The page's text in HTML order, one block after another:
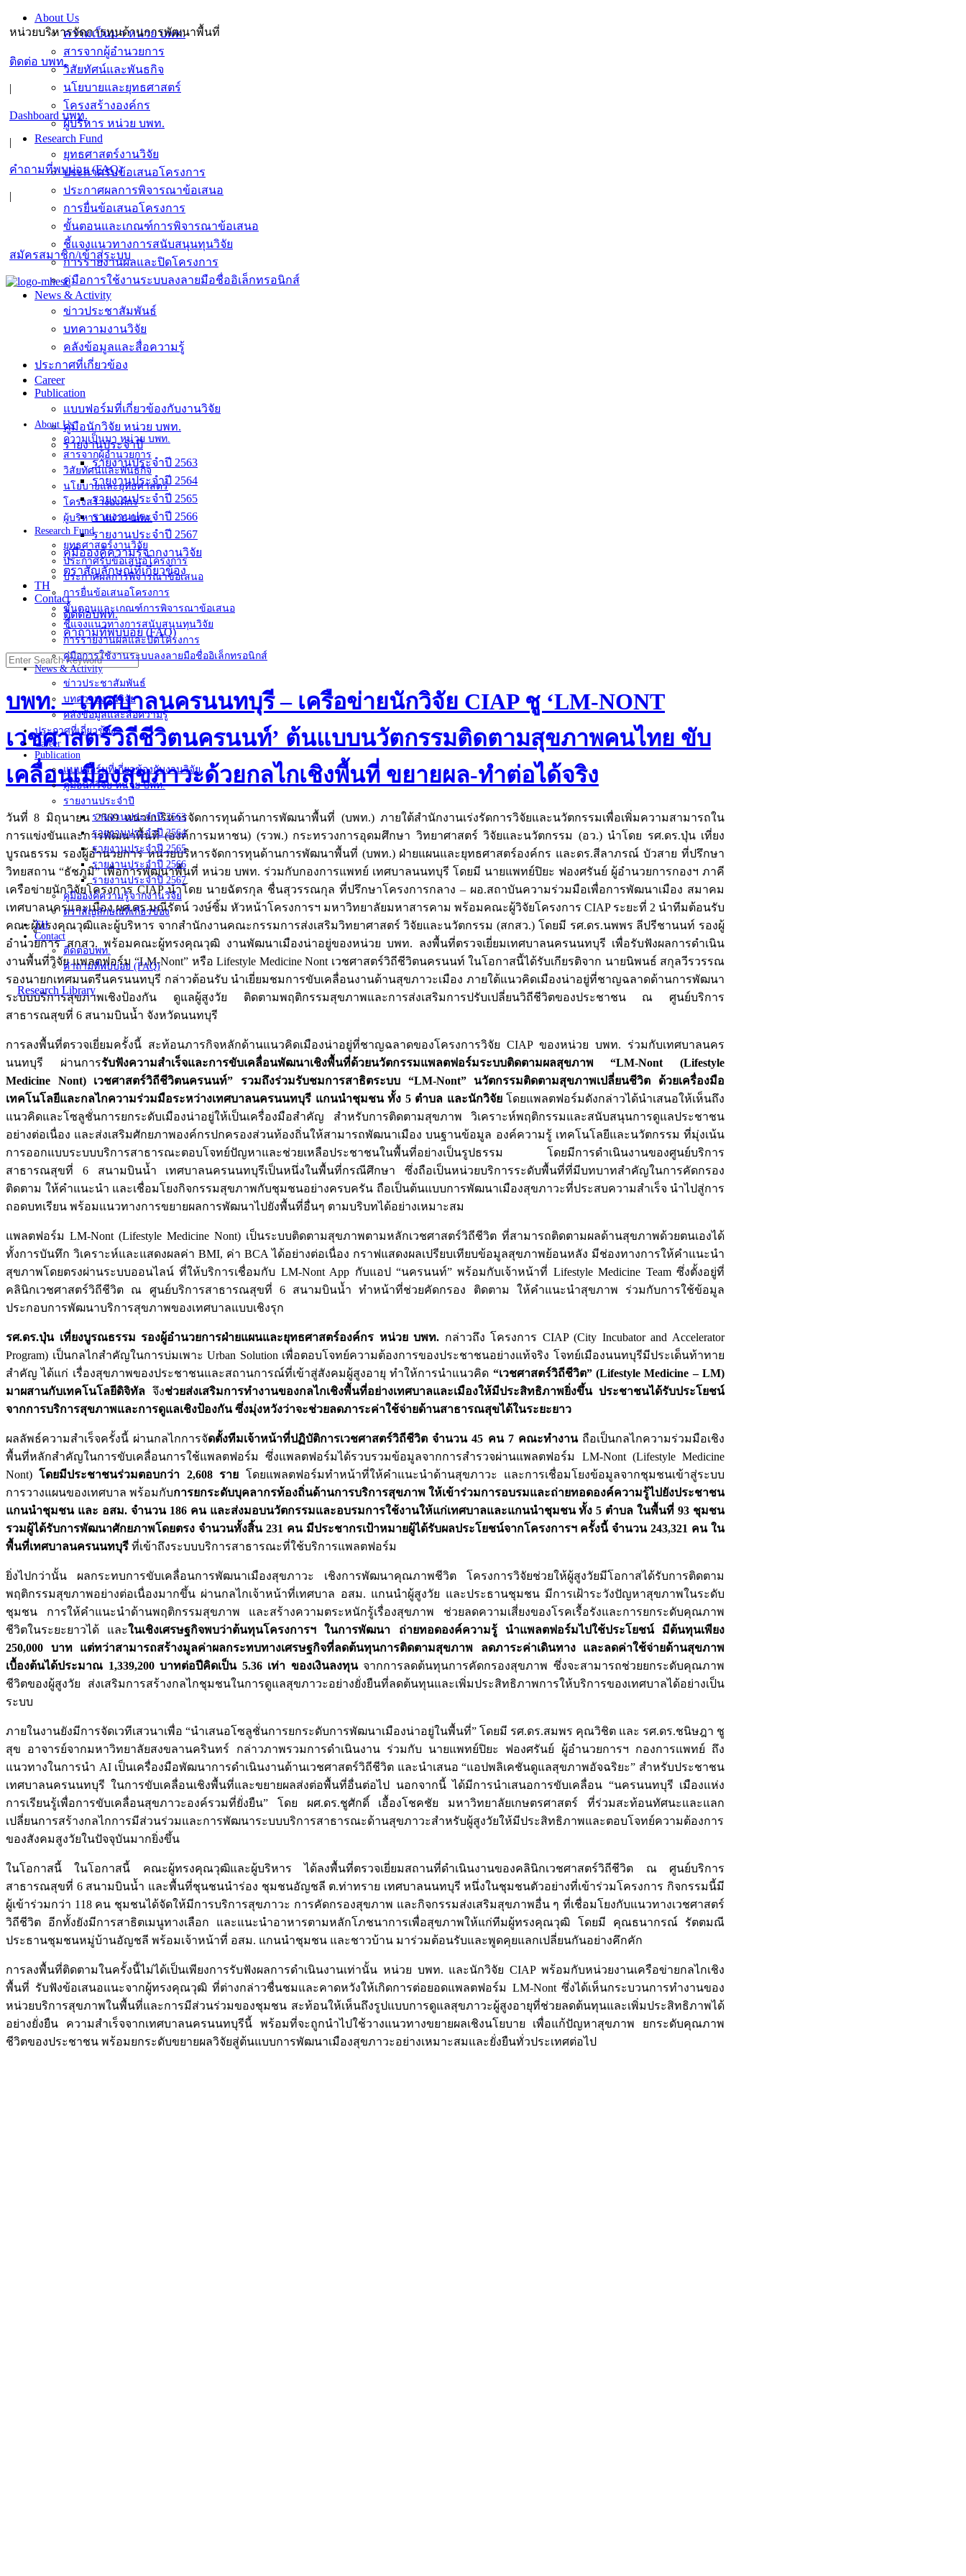
Skip
to
หน่วยบริหารจัดการทุนด้านการพัฒนาพื้นที่
ติดต่อ บพท.
|
Dashboard บพท.
|
คำถามที่พบบ่อย (FAQ)
|
สมัครสมาชิก/เข้าสู่ระบบ
About Us
ความเป็นมา หน่วย บพท.
สารจากผู้อำนวยการ
วิสัยทัศน์และพันธกิจ
นโยบายและยุทธศาสตร์
โครงสร้างองค์กร
ผู้บริหาร หน่วย บพท.
Research Fund
ยุทธศาสตร์งานวิจัย
ประกาศรับข้อเสนอโครงการ
ประกาศผลการพิจารณาข้อเสนอ
การยื่นข้อเสนอโครงการ
ขั้นตอนและเกณฑ์การพิจารณาข้อเสนอ
ชี้แจงแนวทางการสนับสนุนทุนวิจัย
การรายงานผลและปิดโครงการ
คู่มือการใช้งานระบบลงลายมือชื่ออิเล็กทรอนิกส์
News & Activity
ข่าวประชาสัมพันธ์
บทความงานวิจัย
คลังข้อมูลและสื่อความรู้
ประกาศที่เกี่ยวข้อง
Career
Publication
แบบฟอร์มที่เกี่ยวข้องกับงานวิจัย
คู่มือนักวิจัย หน่วย บพท.
รายงานประจำปี
รายงานประจำปี 2563
รายงานประจำปี 2564
รายงานประจำปี 2565
รายงานประจำปี 2566
รายงานประจำปี 2567
คู่มือองค์ความรู้จากงานวิจัย
ตราสัญลักษณ์ที่เกี่ยวข้อง
TH
Contact
ติดต่อบพท.
คำถามที่พบบ่อย (FAQ)
Research Library
About Us
ความเป็นมา หน่วย บพท.
สารจากผู้อำนวยการ
วิสัยทัศน์และพันธกิจ
นโยบายและยุทธศาสตร์
โครงสร้างองค์กร
ผู้บริหาร หน่วย บพท.
Research Fund
ยุทธศาสตร์งานวิจัย
ประกาศรับข้อเสนอโครงการ
ประกาศผลการพิจารณาข้อเสนอ
การยื่นข้อเสนอโครงการ
ขั้นตอนและเกณฑ์การพิจารณาข้อเสนอ
ชี้แจงแนวทางการสนับสนุนทุนวิจัย
การรายงานผลและปิดโครงการ
คู่มือการใช้งานระบบลงลายมือชื่ออิเล็กทรอนิกส์
News & Activity
ข่าวประชาสัมพันธ์
บทความงานวิจัย
คลังข้อมูลและสื่อความรู้
ประกาศที่เกี่ยวข้อง
Career
Publication
แบบฟอร์มที่เกี่ยวข้องกับงานวิจัย
คู่มือนักวิจัย หน่วย บพท.
รายงานประจำปี
รายงานประจำปี 2563
รายงานประจำปี 2564
รายงานประจำปี 2565
รายงานประจำปี 2566
รายงานประจำปี 2567
คู่มือองค์ความรู้จากงานวิจัย
ตราสัญลักษณ์ที่เกี่ยวข้อง
TH
Contact
ติดต่อบพท.
คำถามที่พบบ่อย (FAQ)
Search
for:
บพท. – เทศบาลนครนนทบุรี – เครือข่ายนักวิจัย CIAP ชู ‘LM-NONT
เวชศาสตร์วิถีชีวิตนครนนท์’ ต้นแบบนวัตกรรมติดตามสุขภาพคนไทย ขับ
เคลื่อนเมืองสุขภาวะด้วยกลไกเชิงพื้นที่ ขยายผล-ทำต่อได้จริง
วันที่ 8 มิถุนายน 2569 หน่วยบริหารจัดการทุนด้านการพัฒนาพื้นที่ (บพท.) ภายใต้สำนักงานเร่งรัดการวิจัยและนวัตกรรมเพื่อเพิ่มความสามารถใน
การแข่งขันและการพัฒนาพื้นที่ (องค์การมหาชน) (รวพ.) กระทรวงการอุดมศึกษา วิทยาศาสตร์ วิจัยและนวัตกรรม (อว.) นำโดย รศ.ดร.ปุ่น เที่ยง
บูรณธรรม รองผู้อำนวยการ หน่วยบริหารจัดการทุนด้านการพัฒนาพื้นที่ (บพท.) ฝ่ายแผนและยุทธศาสตร์องค์กร และดร.สีลาภรณ์ บัวสาย ที่ปรึกษา
วิทยสถาน “ธัชภูมิ” เพื่อการพัฒนาพื้นที่ หน่วย บพท. ร่วมกับกองการแพทย์ เทศบาลนนทบุรี โดยมี นายแพทย์ปิยะ ฟองศรันย์ ผู้อำนวยการกองฯ ภาคี
เครือข่ายนักวิจัยโครงการ CIAP นำโดย นายฉัตรกุล ชื่นสุวรรณกุล ที่ปรึกษาโครงการกลาง – ผอ.สถาบันความร่วมมือเพื่อการพัฒนาเมือง สมาคม
เทศบาลนครและเมือง ผศ.ดร.มณีรัตน์ วงษ์ซิ้ม หัวหน้าโครงการฯ มหาวิทยาลัยมหาสารคาม พร้อมคณะผู้วิจัยโครงการ CIAP ระยะที่ 2 นำทีมต้อนรับ
คณะผู้ทรงคุณวุฒิและผู้บริหาร จากสำนักงานคณะกรรมการส่งเสริมวิทยาศาสตร์ วิจัยและนวัตกรรม (สกสว.) โดยมี รศ.ดร.นพพร ลีปรีชานนท์ รองผู้
อำนวยการ สกสว. พร้อมคณะผู้ทรงคุณวุฒิ งานพัฒนาเมืองน่าอยู่ของหน่วย บพท. ลงพื้นที่ตรวจเยี่ยมเทศบาลนครนนทบุรี เพื่อรับฟังผลการดำเนิน
งานพื้นที่วิจัย แพลตฟอร์ม “LM-Nont” หรือ Lifestyle Medicine Nont เวชศาสตร์วิถีชีวิตนครนนท์ ในโอกาสนี้ได้รับเกียรติจาก นายนิพนธ์ สกุลวีรวรรณ
รองนายกเทศมนตรีนครนนทบุรี กล่าวต้อนรับ นำเยี่ยมชมการขับเคลื่อนงานด้านสุขภาวะเมือง ภายใต้แนวคิดเมืองน่าอยู่ที่ชาญฉลาดด้านการพัฒนา
ระบบบริการสุขภาพเชิงป้องกัน ดูแลผู้สูงวัย ติดตามพฤติกรรมสุขภาพและการส่งเสริมการปรับเปลี่ยนวิถีชีวิตของประชาชน ณ ศูนย์บริการ
สาธารณสุขที่ 6 สนามบินน้ำ จังหวัดนนทบุรี
การลงพื้นที่ตรวจเยี่ยมครั้งนี้ สะท้อนภารกิจหลักด้านแนวคิดเมืองน่าอยู่ที่ชาญฉลาดของโครงการวิจัย CIAP ของหน่วย บพท. ร่วมกับเทศบาลนคร
นนทบุรี ผ่านการรับฟังความสำเร็จและการขับเคลื่อนพัฒนาเชิงพื้นที่ด้วยนวัตกรรมแพลตฟอร์มระบบติดตามผลสุขภาพ “LM-Nont (Lifestyle
Medicine Nont) เวชศาสตร์วิถีชีวิตนครนนท์” รวมถึงร่วมรับชมการสาธิตระบบ “LM-Nont” นวัตกรรมติดตามสุขภาพเปลี่ยนชีวิต ด้วยเครื่องมือ
เทคโนโลยีและกลไกความร่วมมือระหว่างเทศบาลนครนนทบุรี แกนนำชุมชน ทั้ง 5 ตำบล และนักวิจัยโดยแพลตฟอร์มดังกล่าวได้นำเสนอให้เห็นถึง
แนวคิดและโซลูชั่นการยกระดับเมืองน่าอยู่ให้เป็นเครื่องมือสำคัญ สำหรับการติดตามสุขภาพ วิเคราะห์พฤติกรรมและสนับสนุนการดูแลประชาชน
อย่างต่อเนื่อง และส่งเสริมศักยภาพองค์กรปกครองส่วนท้องถิ่นให้สามารถพัฒนาเมือง บนฐานข้อมูล องค์ความรู้ เทคโนโลยีและนวัตกรรม ที่มุ่งเน้น
การออกแบบระบบบริการสาธารณะตอบโจทย์ปัญหาและช่วยเหลือประชาชนในพื้นที่อย่างเป็นรูปธรรม โดยมีการดำเนินงานของศูนย์บริการ
สาธารณสุขที่ 6 สนามบินน้ำ เทศบาลนครนนทบุรีเป็นหนึ่งในพื้นที่กรณีศึกษา ซึ่งถือเป็นหน่วยบริการระดับพื้นที่ที่มีบทบาทสำคัญในการคัดกรอง
ติดตาม ให้คำแนะนำ และเชื่อมโยงกิจกรรมสุขภาพกับชุมชนอย่างครบครัน ถือเป็นต้นแบบการพัฒนาเมืองสุขภาวะที่ประสบความสำเร็จ นำไปสู่การ
ถอดบทเรียน พร้อมแนวทางการขยายผลการพัฒนาไปยังพื้นที่อื่นๆ ตามบริบทได้อย่างเหมาะสม
แพลตฟอร์ม LM-Nont (Lifestyle Medicine Nont) เป็นระบบติดตามสุขภาพตามหลักเวชศาสตร์วิถีชีวิต ที่สามารถติดตามผลด้านสุขภาพด้วยตนเองได้
ทั้งการบันทึก วิเคราะห์และแสดงผลค่า BMI, ค่า BCA ได้อย่างต่อเนื่อง กราฟแสดงผลเปรียบเทียบข้อมูลสุขภาพย้อนหลัง มีช่องทางการให้คำแนะนำ
สุขภาพโดยตรงผ่านระบบออนไลน์ ที่ให้บริการเชื่อมกับ LM-Nont App กับแอป “นครนนท์” พร้อมกับเจ้าหน้าที่ Lifestyle Medicine Team ซึ่งตั้งอยู่ที่
คลินิกเวชศาสตร์วิถีชีวิต ณ ศูนย์บริการสาธารณสุขที่ 6 สนามบินน้ำ ทำหน้าที่ช่วยคัดกรอง ติดตาม ให้คำแนะนำสุขภาพ ร่วมกับการใช้ข้อมูล
ประกอบการพัฒนาบริการสุขภาพของเทศบาลแบบเชิงรุก
รศ.ดร.ปุ่น เที่ยงบูรณธรรม รองผู้อำนวยการฝ่ายแผนและยุทธศาสตร์องค์กร หน่วย บพท. กล่าวถึง โครงการ CIAP (City Incubator and Accelerator
Program) เป็นกลไกสำคัญในการบ่มเพาะ Urban Solution เพื่อตอบโจทย์ความต้องการของประชาชนอย่างแท้จริง โจทย์เมืองนนทบุรีมีประเด็นท้าทาย
สำคัญ ได้แก่ เรื่องสุขภาพของประชาชนและสถานการณ์ที่เข้าสู่สังคมผู้สูงอายุ ทำให้การนำแนวคิด “เวชศาสตร์วิถีชีวิต” (Lifestyle Medicine – LM)
มาผสานกับเทคโนโลยีดิจิทัล จึงช่วยส่งเสริมการทำงานของกลไกเชิงพื้นที่อย่างเทศบาลและเมืองให้มีประสิทธิภาพยิ่งขึ้น ประชาชนได้รับประโยชน์
จากการบริการสุขภาพและการดูแลเชิงป้องกัน ซึ่งมุ่งหวังว่าจะช่วยลดภาระค่าใช้จ่ายด้านสาธารณสุขได้ในระยะยาว
ผลลัพธ์ความสำเร็จครั้งนี้ ผ่านกลไกการจัดตั้งทีมเจ้าหน้าที่ปฏิบัติการเวชศาสตร์วิถีชีวิต จำนวน 45 คน 7 คณะทำงาน ถือเป็นกลไกความร่วมมือเชิง
พื้นที่หลักสำคัญในการขับเคลื่อนการใช้แพลตฟอร์ม ซึ่งแพลตฟอร์มได้รวบรวมข้อมูลจากการสำรวจผ่านแพลตฟอร์ม LM-Nont (Lifestyle Medicine
Nont)โดยมีประชาชนร่วมตอบกว่า 2,608 ราย โดยแพลตฟอร์มทำหน้าที่ให้คำแนะนำด้านสุขภาวะ และการเชื่อมโยงข้อมูลจากชุมชนเข้าสู่ระบบ
การวางแผนของเทศบาล พร้อมกับการยกระดับบุคลากรท้องถิ่นด้านการบริการสุขภาพ ให้เข้าร่วมการอบรมและถ่ายทอดองค์ความรู้ไปยังประชาชน
แกนนำชุมชน และ อสม. จำนวน 186 คน และส่งมอบนวัตกรรมและอบรมการใช้งานให้แก่เทศบาลและแกนนำชุมชน ทั้ง 5 ตำบล ในพื้นที่ 93 ชุมชน
รวมผู้ได้รับการพัฒนาศักยภาพโดยตรง จำนวนทั้งสิ้น 231 คน มีประชากรเป้าหมายผู้ได้รับผลประโยชน์จากโครงการฯ ครั้งนี้ จำนวน 243,321 คน ใน
พื้นที่เทศบาลนครนนทบุรี ที่เข้าถึงระบบบริการสาธารณะที่ใช้บริการแพลตฟอร์ม
ยิ่งไปกว่านั้น ผลกระทบการขับเคลื่อนการพัฒนาเมืองสุขภาวะ เชิงการพัฒนาคุณภาพชีวิต โครงการวิจัยช่วยให้ผู้สูงวัยมีโอกาสได้รับการติดตาม
พฤติกรรมสุขภาพอย่างต่อเนื่องมากขึ้น ผ่านกลไกเจ้าหน้าที่เทศบาล อสม. แกนนำผู้สูงวัย และประธานชุมชน มีการเฝ้าระวังปัญหาสุขภาพในระดับ
ชุมชน การให้คำแนะนำด้านพฤติกรรมสุขภาพ และสร้างความตระหนักรู้เรื่องสุขภาพ ช่วยลดความเสี่ยงของโรคเรื้อรังและการยกระดับคุณภาพ
ชีวิตในระยะยาวได้ และในเชิงเศรษฐกิจพบว่าต้นทุนโครงการฯ ในการพัฒนา ถ่ายทอดองค์ความรู้ นำแพลตฟอร์มไปใช้ประโยชน์ มีต้นทุนเพียง
250,000 บาท แต่ทว่าสามารถสร้างมูลค่าผลกระทบทางเศรษฐกิจที่ลดต้นทุนการติดตามสุขภาพ ลดภาระค่าเดินทาง และลดค่าใช้จ่ายด้านสุขภาพ
เบื้องต้นได้ประมาณ 1,339,200 บาทต่อปีคิดเป็น 5.36 เท่า ของเงินลงทุน จากการลดต้นทุนการคัดกรองสุขภาพ ซึ่งจะสามารถช่วยยกระดับคุณภาพ
ชีวิตของผู้สูงวัย ส่งเสริมการสร้างกลไกชุมชนในการดูแลสุขภาวะอย่างยั่งยืนที่ลดต้นทุนและเพิ่มประสิทธิภาพการให้บริการของเทศบาลได้อย่างเป็น
ระบบ
ภายในงานยังมีการจัดเวทีเสวนาเพื่อ “นำเสนอโซลูชั่นการยกระดับการพัฒนาเมืองน่าอยู่ในพื้นที่” โดยมี รศ.ดร.สมพร คุณวิชิต และ รศ.ดร.ชนิษฎา ชู
สุข อาจารย์จากมหาวิทยาลัยสงขลานครินทร์ กล่าวภาพรวมการดำเนินงาน ร่วมกับ นายแพทย์ปิยะ ฟองศรันย์ ผู้อำนวยการฯ กองการแพทย์ ถึง
แนวทางในการนำ AI เป็นเครื่องมือพัฒนาการดำเนินงานด้านเวชศาสตร์วิถีชีวิต และนำเสนอ “แอปพลิเคชันดูแลสุขภาพอัจฉริยะ” สำหรับประชาชน
เทศบาลนครนนทบุรี ในการขับเคลื่อนเชิงพื้นที่และขยายผลส่งต่อพื้นที่อื่นต่อไป นอกจากนี้ ได้มีการนำเสนอการขับเคลื่อน “นครนนทบุรี เมืองแห่ง
การเรียนรู้เพื่อการขับเคลื่อนสุขภาวะองค์รวมที่ยั่งยืน” โดย ผศ.ดร.ชูศักดิ์ เอื้องโชคชัย มหาวิทยาลัยเกษตรศาสตร์ ที่ร่วมสะท้อนทัศนะและแลก
เปลี่ยนการสร้างกลไกการมีส่วนร่วมและการพัฒนาระบบบริการสาธารณะด้านสุขภาวะสำหรับผู้สูงวัยให้มีประสิทธิภาพและตอบโจทย์ความต้องการ
ของสังคมสูงวัยในปัจจุบันมากยิ่งขึ้น
ในโอกาสนี้ ในโอกาสนี้ คณะผู้ทรงคุณวุฒิและผู้บริหาร ได้ลงพื้นที่ตรวจเยี่ยมสถานที่ดำเนินงานของคลินิกเวชศาสตร์วิถีชีวิต ณ ศูนย์บริการ
สาธารณสุขที่ 6 สนามบินน้ำ และพื้นที่ชุนชนนำร่อง ชุมชนอัญชลี ต.ท่าทราย เทศบาลนนทบุรี หนึ่งในชุมชนตัวอย่างที่เข้าร่วมโครงการ กิจกรรมนี้มี
ผู้เข้าร่วมกว่า 118 คน ชุมชนได้จัดให้มีการบริการสุขภาวะ การคัดกรองสุขภาพ และกิจกรรมส่งเสริมสุขภาพอื่น ๆ ที่เชื่อมโยงกับแนวทางเวชศาสตร์
วิถีชีวิต อีกทั้งยังมีการสาธิตเมนูทางเลือก และแนะนำอาหารตามหลักโภชนาการเพื่อสุขภาพให้แก่ทีมผู้ทรงคุณวุฒิ โดยมี คุณธนากรณ์ รัตตมณี
ประธานชุมชนหมู่บ้านอัญชลี พร้อมเจ้าหน้าที่ อสม. แกนนำชุมชน และชาวบ้าน มาร่วมต้อนรับและพูดคุยแลกเปลี่ยนกันอย่างคึกคัก
การลงพื้นที่ติดตามในครั้งนี้ไม่ได้เป็นเพียงการรับฟังผลการดำเนินงานเท่านั้น หน่วย บพท. และนักวิจัย CIAP พร้อมกับหน่วยงานเครือข่ายกลไกเชิง
พื้นที่ รับฟังข้อเสนอแนะจากผู้ทรงคุณวุฒิ ที่ต่างกล่าวชื่นชมและคาดหวังให้เกิดการต่อยอดแพลตฟอร์ม LM-Nont ซึ่งได้เห็นกระบวนการทำงานของ
หน่วยบริการสุขภาพในพื้นที่และการมีส่วนร่วมของชุมชน สะท้อนให้เห็นถึงรูปแบบการดูแลสุขภาวะผู้สูงอายุที่ช่วยลดต้นทุนและเพิ่มประสิทธิภาพได้
อย่างยั่งยืน ความสำเร็จจากเทศบาลนครนนทบุรีนี้ พร้อมที่จะถูกนำไปใช้วางแนวทางขยายผลเชิงนโยบาย เพื่อแก้ปัญหาสุขภาพ ยกระดับคุณภาพ
ชีวิตของประชาชน พร้อมยกระดับขยายผลวิจัยสู่ต้นแบบการพัฒนาเมืองสุขภาวะอย่างเหมาะสมและยั่งยืนทั่วประเทศต่อไป